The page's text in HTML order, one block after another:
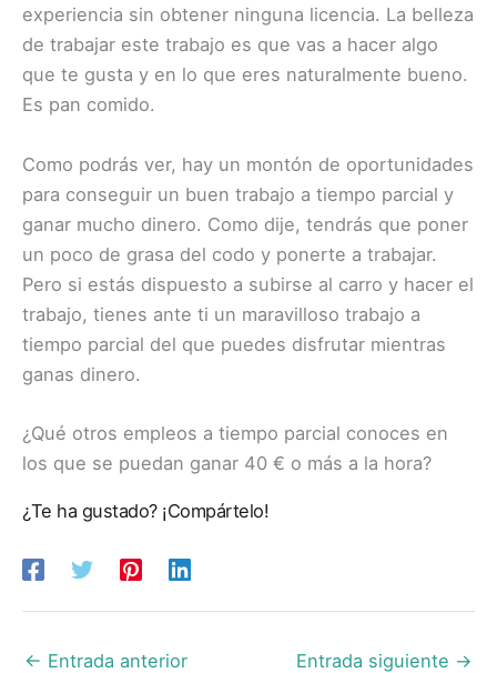
experiencia sin obtener ninguna licencia. La belleza
de trabajar este trabajo es que vas a hacer algo
que te gusta y en lo que eres naturalmente bueno.
Es pan comido.
Como podrás ver, hay un montón de oportunidades
para conseguir un buen trabajo a tiempo parcial y
ganar mucho dinero. Como dije, tendrás que poner
un poco de grasa del codo y ponerte a trabajar.
Pero si estás dispuesto a subirse al carro y hacer el
trabajo, tienes ante ti un maravilloso trabajo a
tiempo parcial del que puedes disfrutar mientras
ganas dinero.
¿Qué otros empleos a tiempo parcial conoces en
los que se puedan ganar 40 € o más a la hora?
¿Te ha gustado? ¡Compártelo!
← Entrada anterior Entrada siguiente →